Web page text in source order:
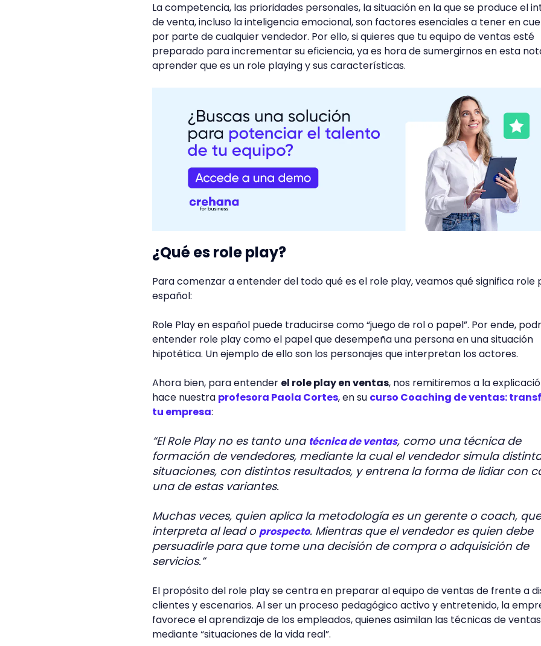
La competencia, las prioridades personales, la situación en la que se produce el
de venta, incluso la inteligencia emocional, son factores esenciales a tener en
por parte de cualquier vendedor. Por ello, si quieres que tu equipo de ventas esté
preparado para incrementar su eficiencia, ya es hora de sumergirnos en esta
aprender que es un role playing y sus características.
¿Qué es role play?
Para comenzar a entender del todo qué es el role play, veamos qué significa role
español:
Role Play en español puede traducirse como “juego de rol o papel”. Por ende,
entender role play como el papel que desempeña una persona en una situación
hipotética. Un ejemplo de ello son los personajes que interpretan los actores.
Ahora bien, para entender el role play en ventas, nos remitiremos a la
hace nuestra profesora Paola Cortes, en su curso Coaching de ventas:
tu empresa:
“El Role Play no es tanto una técnica de ventas, como una técnica de
formación de vendedores, mediante la cual el vendedor simula
situaciones, con distintos resultados, y entrena la forma de lidiar con
una de estas variantes.
Muchas veces, quien aplica la metodología es un gerente o coach, que
interpreta al lead oprospecto. Mientras que el vendedor es quien debe
persuadirle para que tome una decisión de compra o adquisición de
servicios.”
El propósito del role play se centra en preparar al equipo de ventas de frente a
clientes y escenarios. Al ser un proceso pedagógico activo y entretenido, la
favorece el aprendizaje de los empleados, quienes asimilan las técnicas de ventas
mediante “situaciones de la vida real”.